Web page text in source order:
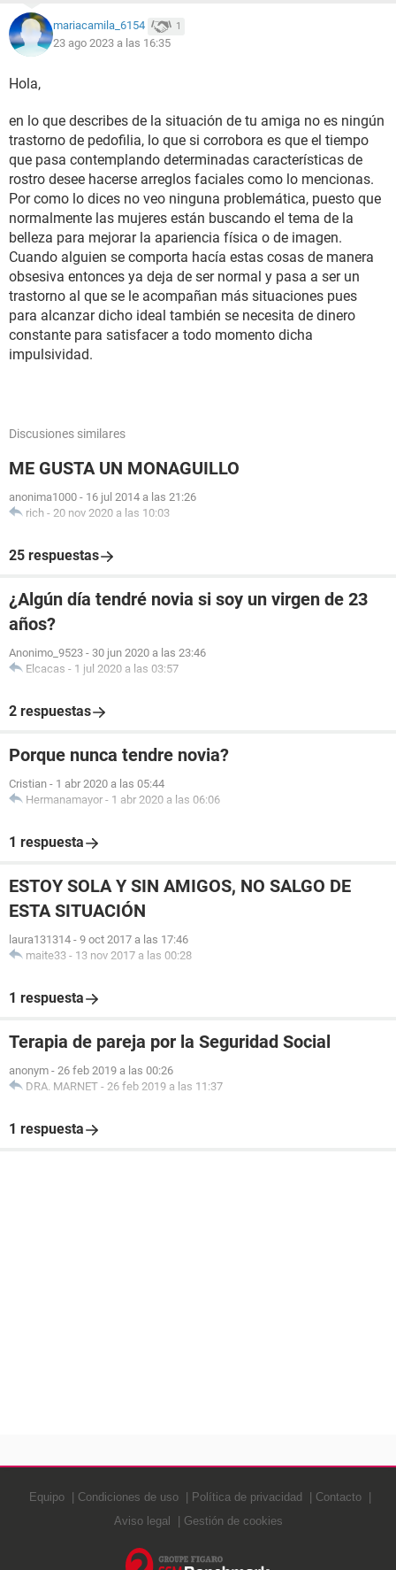
mariacamila_6154 1
23 ago 2023 a las 16:35
Hola,
en lo que describes de la situación de tu amiga no es ningún
trastorno de pedofilia, lo que si corrobora es que el tiempo
que pasa contemplando determinadas características de
rostro desee hacerse arreglos faciales como lo mencionas.
Por como lo dices no veo ninguna problemática, puesto que
normalmente las mujeres están buscando el tema de la
belleza para mejorar la apariencia física o de imagen.
Cuando alguien se comporta hacía estas cosas de manera
obsesiva entonces ya deja de ser normal y pasa a ser un
trastorno al que se le acompañan más situaciones pues
para alcanzar dicho ideal también se necesita de dinero
constante para satisfacer a todo momento dicha
impulsividad.
Discusiones similares
ME GUSTA UN MONAGUILLO
anonima1000 - 16 jul 2014 a las 21:26
rich - 20 nov 2020 a las 10:03
25 respuestas
¿Algún día tendré novia si soy un virgen de 23
años?
Anonimo_9523 - 30 jun 2020 a las 23:46
Elcacas - 1 jul 2020 a las 03:57
2 respuestas
Porque nunca tendre novia?
Cristian - 1 abr 2020 a las 05:44
Hermanamayor - 1 abr 2020 a las 06:06
1 respuesta
ESTOY SOLA Y SIN AMIGOS, NO SALGO DE
ESTA SITUACIÓN
laura131314 - 9 oct 2017 a las 17:46
maite33 - 13 nov 2017 a las 00:28
1 respuesta
Terapia de pareja por la Seguridad Social
anonym - 26 feb 2019 a las 00:26
DRA. MARNET - 26 feb 2019 a las 11:37
1 respuesta
Equipo Condiciones de uso Política de privacidad
Contacto
Aviso legal
Gestión de cookies